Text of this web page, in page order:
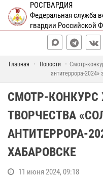
РОСГВАРДИЯ
Федеральная служба
гвардии Российской
Главная Новости
Смотр-
антитеррора-2024»
СМОТР-КОНКУРС
ТВОРЧЕСТВА
АНТИТЕРРОРА-
ХАБАРОВСКЕ
11 июня 2024, 09:18